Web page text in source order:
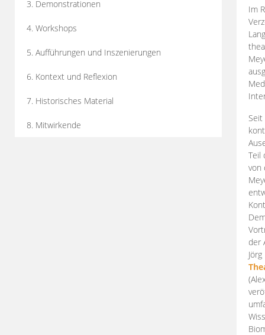
3. Demonstrationen
4. Workshops
5. Aufführungen und Inszenierungen
6. Kontext und Reflexion
7. Historisches Material
8. Mitwirkende
Im
Teil
von
der